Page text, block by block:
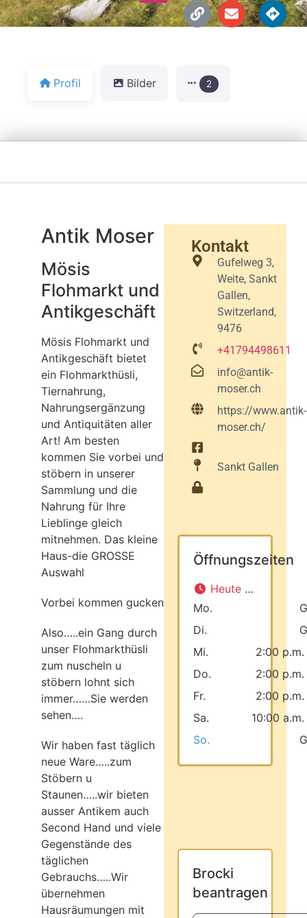
Profil Bilder 2
Antik Moser
Mösis
Flohmarkt und
Antikgeschäft
Mösis Flohmarkt und
Antikgeschäft bietet
ein Flohmarkthüsli,
Tiernahrung,
Nahrungsergänzung
und Antiquitäten aller
Art! Am besten
kommen Sie vorbei und
stöbern in unserer
Sammlung und die
Nahrung für Ihre
Lieblinge gleich
mitnehmen. Das kleine
Haus-die GROSSE
Auswahl
Vorbei kommen gucken
Also…..ein Gang durch
unser Flohmarkthüsli
zum nuscheln u
stöbern lohnt sich
immer……Sie werden
sehen….
Wir haben fast täglich
neue Ware…..zum
Stöbern u
Staunen…..wir bieten
ausser Antikem auch
Second Hand und viele
Gegenstände des
täglichen
Gebrauchs…..Wir
übernehmen
Hausräumungen mit
Kontakt
Gufelweg 3,
Weite, Sankt
Gallen,
Switzerland,
9476
+41794498611
info@antik-
moser.ch
https://www.antik-
moser.ch/
Sankt Gallen
Öffnungszeiten
Heute geschlossen
Mo.
Di.
Mi.
2:00
Do.
2:00
Fr.
2:00
Sa.
10:00
So.
Brocki
beantragen